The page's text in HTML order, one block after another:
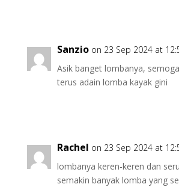
Sanzio on 23 Sep 2024 at
Asik banget lombanya,
terus adain lomba kayak gini
Rachel on 23 Sep 2024 at
lombanya keren-keren dan
semakin banyak lomba yang